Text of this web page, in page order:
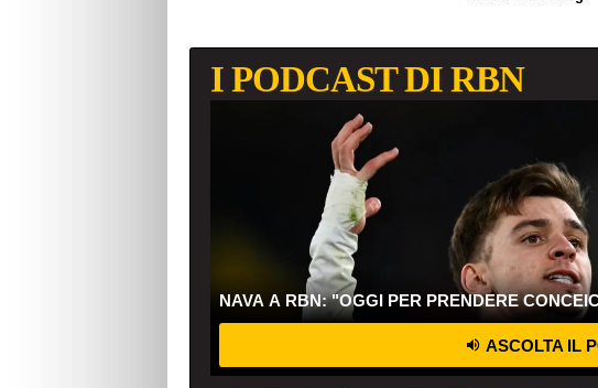
I PODCAST DI RBN
NAVA A RBN: "OGGI PER PRENDERE
ASCOLTA IL